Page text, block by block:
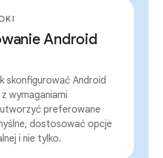
Android
skonfigurować Android
wymaganiami
preferowane
dostosować opcje
i nie tylko.